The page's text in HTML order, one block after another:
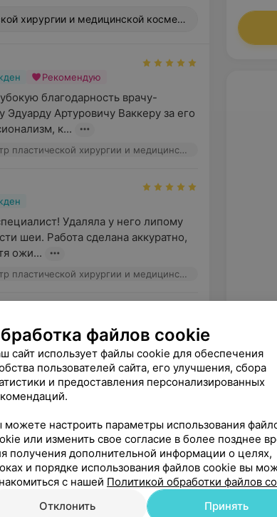
хирургии и медицинской косметологии, ул.
Рекомендую
благодарность врачу-
Эдуарду Артуровичу Ваккеру за его
к...
Клинический центр пластической хирургии и медицинской косметологии, ул. Маяковского, 31
Удаляла у него липому
шеи. Работа сделана аккуратно,
ожи...
Клинический центр пластической хирургии и медицинской косметологии, ул. Маяковского, 31
довольна
Чувствуется рука
анестезии до удаления. Вс...
ещё
файлов cookie
сайт использует файлы cookie для обеспечения
пользователей сайта, его улучшения, сбора
и предоставления персонализированных
можете настроить параметры использования
или изменить свое согласие в более позднее
получения дополнительной информации о целях,
и порядке использования файлов cookie вы
с нашей Политикой обработки файлов
Отклонить
Принять